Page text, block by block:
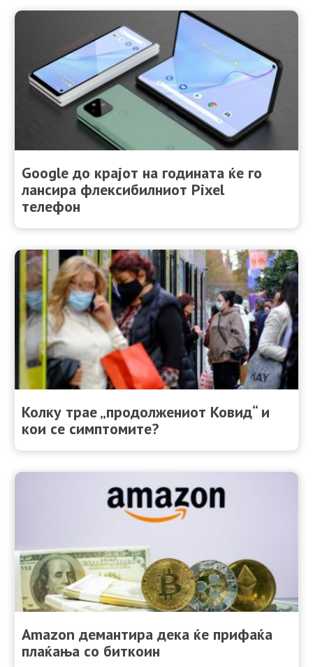
Google до крајот на годината ќе го
лансира флексибилниот Pixel
телефон
Колку трае „продолжениот Ковид“ и
кои се симптомите?
Amazon демантира дека ќе прифаќа
плаќања со биткоин